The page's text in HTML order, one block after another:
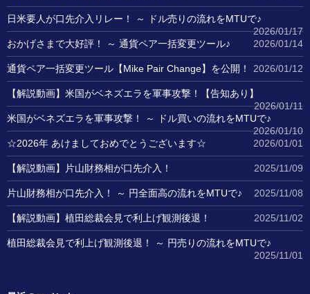
日米要人が口先介入リレー！ ～ ドル売りの流れをMTUで♪
2026/01/17
おかげさまで大好評！ ～ 通貨ペア一括変更ツール♪
2026/01/14
通貨ペア一括変更ツール【Mike Pair Change】を公開！ 2026/01/12
【解説動画】米国がベネズエラを軍事攻撃！【告知あり】
2026/01/11
米国がベネズエラを軍事攻撃！ ～ ドル買いの流れをMTUで♪
2026/01/10
☆2026年 あけましておめでとうございます☆
2026/01/01
【解説動画】片山財務相が口先介入！ 2025/11/09
片山財務相が口先介入！ ～ 円全面高の流れをMTUで♪ 2025/11/08
【解説動画】植田総裁会見で利上げ観測後退！ 2025/11/02
植田総裁会見で利上げ観測後退！ ～ 円売りの流れをMTUで♪
2025/11/01